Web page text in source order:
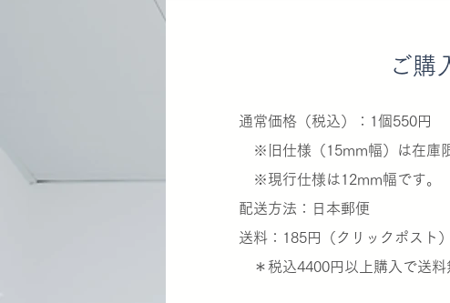
ご購
通常価格（税込）：1個550円
※旧仕様（15mm幅）は在庫
※現行仕様は12mm幅です。
​配送方法：日本郵便
送料：185円（クリックポスト）
＊税込4400円以上購入で送料